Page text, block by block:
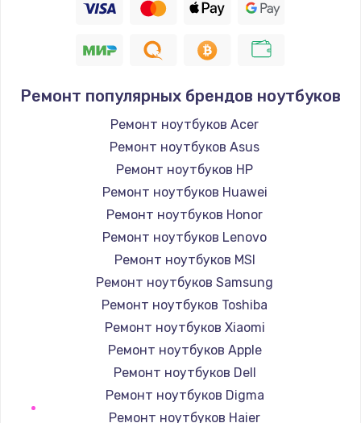
Заказать
Замена северного моста
Заказать
Замена SSD
1195 руб.
Заказать
Замена аккумулятора
620 руб.
Заказать
Замена клавиатуры
990 руб.
Заказать
Замена корпуса
Ремонт популярных брендов ноутбуков
Ремонт ноутбуков Acer
Ремонт ноутбуков Asus
Ремонт ноутбуков HP
Ремонт ноутбуков Huawei
Ремонт ноутбуков Honor
Ремонт ноутбуков Lenovo
Ремонт ноутбуков MSI
Ремонт ноутбуков Samsung
Ремонт ноутбуков Toshiba
Ремонт ноутбуков Xiaomi
Ремонт ноутбуков Apple
Ремонт ноутбуков Dell
Ремонт ноутбуков Digma
Ремонт ноутбуков Haier